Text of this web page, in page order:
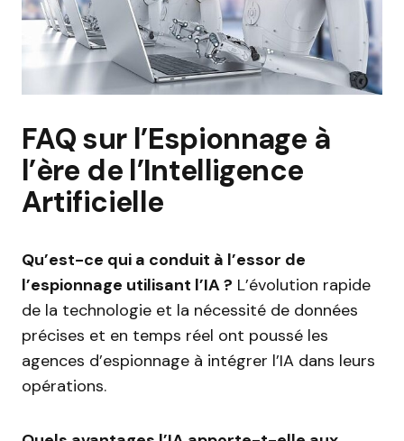
FAQ sur l’Espionnage à
l’ère de l’Intelligence
Artificielle
Qu’est-ce qui a conduit à l’essor de
l’espionnage utilisant l’IA ? L’évolution rapide
de la technologie et la nécessité de données
précises et en temps réel ont poussé les
agences d’espionnage à intégrer l’IA dans leurs
opérations.